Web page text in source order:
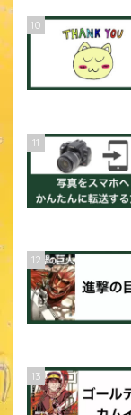
10
11
12
13